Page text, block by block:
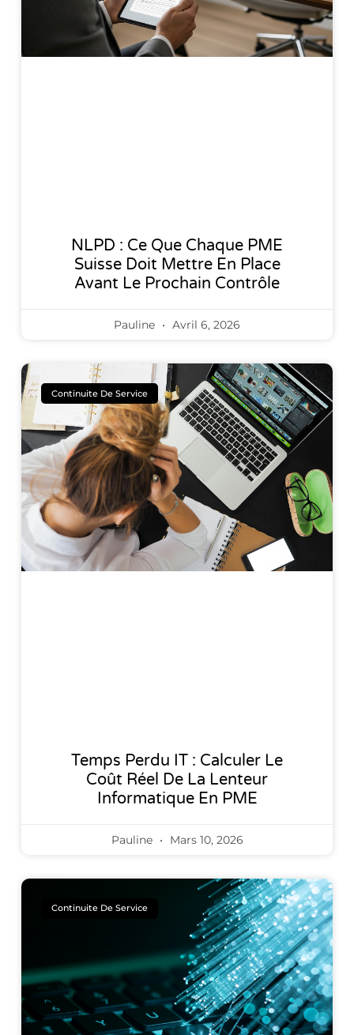
NLPD : Ce Que Chaque PME
Suisse Doit Mettre En Place
Avant Le Prochain Contrôle
Pauline Avril 6, 2026
Continuite De Service
Temps Perdu IT : Calculer Le
Coût Réel De La Lenteur
Informatique En PME
Pauline Mars 10, 2026
Continuite De Service